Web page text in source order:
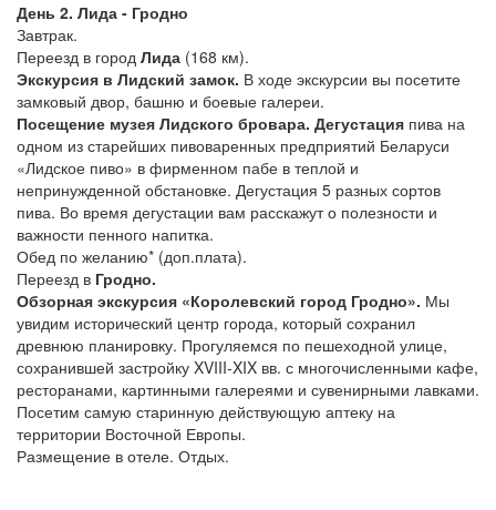
День 2. Лида - Гродно
Завтрак.
Переезд в город Лида (168 км).
Экскурсия в Лидский замок. В ходе экскурсии вы посетите
замковый двор, башню и боевые галереи.
Посещение музея Лидского бровара. Дегустация пива на
одном из старейших пивоваренных предприятий Беларуси
«Лидское пиво» в фирменном пабе в теплой и
непринужденной обстановке. Дегустация 5 разных сортов
пива. Во время дегустации вам расскажут о полезности и
важности пенного напитка.
Обед по желанию* (доп.плата).
Переезд в Гродно.
Обзорная экскурсия «Королевский город Гродно». Мы
увидим исторический центр города, который сохранил
древнюю планировку. Прогуляемся по пешеходной улице,
сохранившей застройку XVIII-XIX вв. с многочисленными кафе,
ресторанами, картинными галереями и сувенирными лавками.
Посетим самую старинную действующую аптеку на
территории Восточной Европы.
Размещение в отеле. Отдых.